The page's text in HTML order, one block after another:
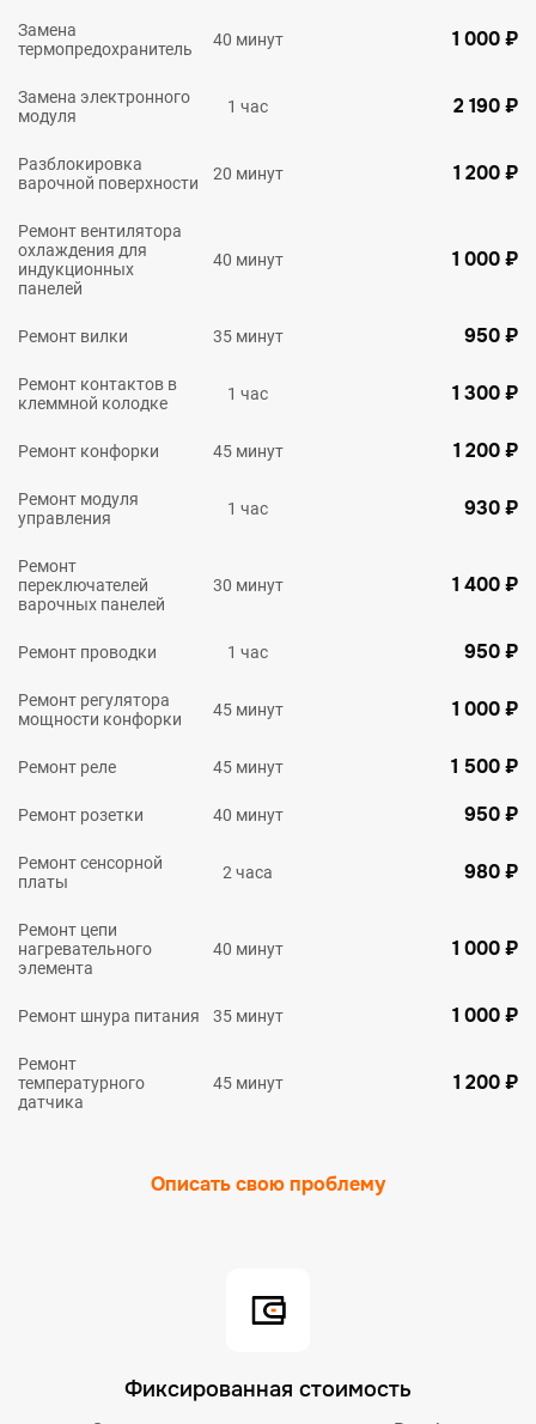
Замена
термопредохранитель
40 минут 1 000 ₽
Замена электронного
модуля
1 час 2 190 ₽
Разблокировка
варочной поверхности
20 минут 1 200 ₽
Ремонт вентилятора
охлаждения для
индукционных
панелей
40 минут 1 000 ₽
Ремонт вилки 35 минут 950 ₽
Ремонт контактов в
клеммной колодке
1 час 1 300 ₽
Ремонт конфорки 45 минут 1 200 ₽
Ремонт модуля
управления
1 час 930 ₽
Ремонт
переключателей
варочных панелей
30 минут 1 400 ₽
Ремонт проводки 1 час 950 ₽
Ремонт регулятора
мощности конфорки
45 минут 1 000 ₽
Ремонт реле 45 минут 1 500 ₽
Ремонт розетки 40 минут 950 ₽
Ремонт сенсорной
платы
2 часа 980 ₽
Ремонт цепи
нагревательного
элемента
40 минут 1 000 ₽
Ремонт шнура питания 35 минут 1 000 ₽
Ремонт
температурного
датчика
45 минут 1 200 ₽
Описать свою проблему
Фиксированная стоимость